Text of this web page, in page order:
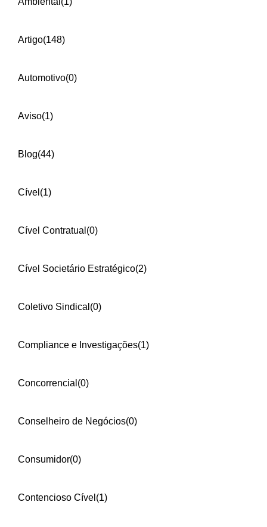
Artigo(148)
Automotivo(0)
Aviso(1)
Blog(44)
Cível (1)
Cível Contratual (0)
Cível Societário Estratégico(2)
Coletivo Sindical (0)
Compliance e Investigações(1)
Concorrencial (0)
Conselheiro de Negócios(0)
Consumidor(0)
Contencioso Cível (1)